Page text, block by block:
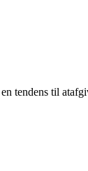
tendens til